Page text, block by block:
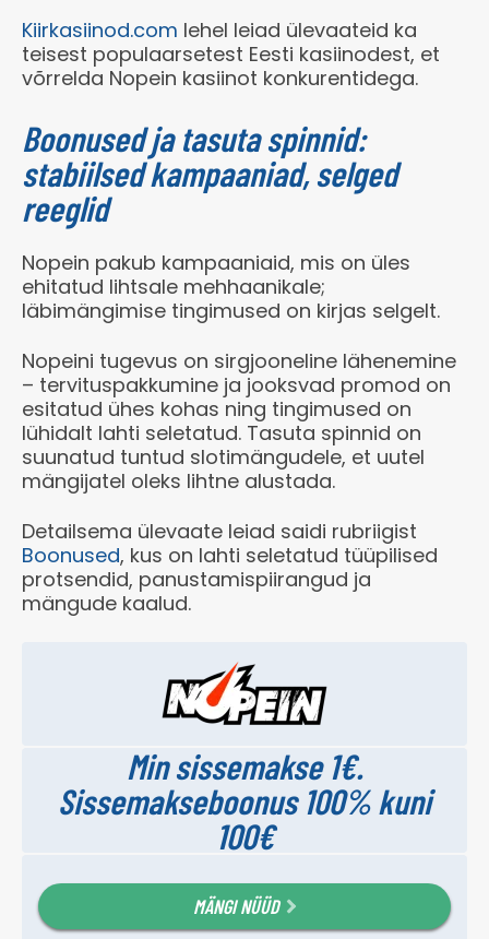
Kiirkasiinod.com lehel leiad ülevaateid ka
teisest populaarsetest Eesti kasiinodest, et
võrrelda Nopein kasiinot konkurentidega.
Boonused ja tasuta spinnid:
stabiilsed kampaaniad, selged
reeglid
Nopein pakub kampaaniaid, mis on üles
ehitatud lihtsale mehhaanikale;
läbimängimise tingimused on kirjas selgelt.
Nopeini tugevus on sirgjooneline lähenemine
– tervituspakkumine ja jooksvad promod on
esitatud ühes kohas ning tingimused on
lühidalt lahti seletatud. Tasuta spinnid on
suunatud tuntud slotimängudele, et uutel
mängijatel oleks lihtne alustada.
Detailsema ülevaate leiad saidi rubriigist
Boonused, kus on lahti seletatud tüüpilised
protsendid, panustamispiirangud ja
mängude kaalud.
Min sissemakse 1€.
Sissemakseboonus 100% kuni
100€
MÄNGI NÜÜD